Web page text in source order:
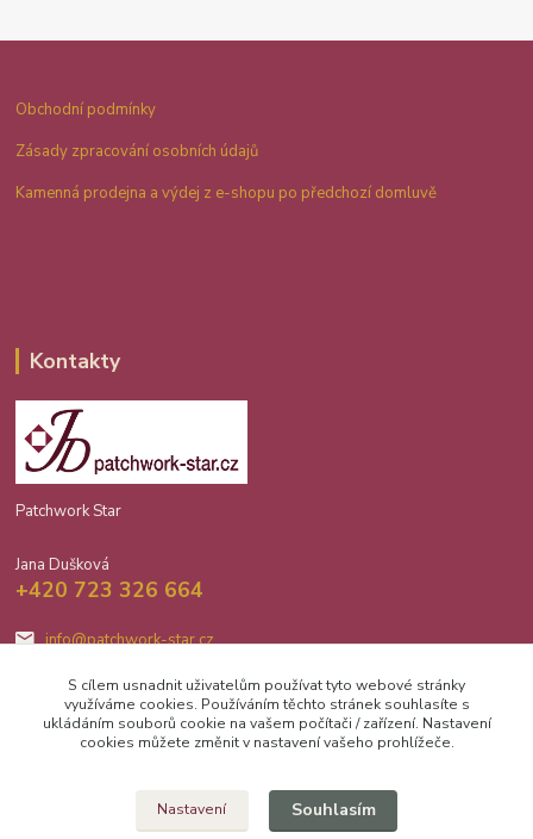
Obchodní podmínky
Zásady zpracování osobních údajů
Kamenná prodejna a výdej z e-shopu po předchozí domluvě
Kontakty
Patchwork Star
Jana Dušková
+420 723 326 664
info@patchwork-star.cz
Upravit sběr cookies.
S cílem usnadnit uživatelům používat tyto webové stránky
využíváme cookies. Používáním těchto stránek souhlasíte s
ukládáním souborů cookie na vašem počítači / zařízení. Nastavení
cookies můžete změnit v nastavení vašeho prohlížeče.
Nastavení Souhlasím